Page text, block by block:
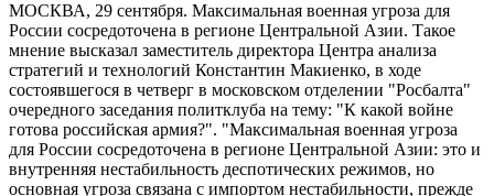
МОСКВА, 29 сентября. Максимальная военная угроза для
России сосредоточена в регионе Центральной Азии. Такое
мнение высказал заместитель директора Центра анализа
стратегий и технологий Константин Макиенко, в ходе
состоявшегося в четверг в московском отделении "Росбалта"
очередного заседания политклуба на тему: "К какой войне
готова российская армия?". "Максимальная военная угроза
для России сосредоточена в регионе Центральной Азии: это и
внутренняя нестабильность деспотических режимов, но
основная угроза связана с импортом нестабильности, прежде